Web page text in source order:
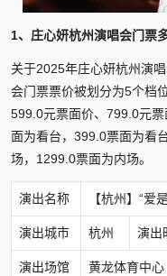
1、庄心妍杭州演唱会门票
关于2025年庄心妍杭州演
会门票票价被划分为5个档
599.0元票面价、799.0元
面为看台，399.0票面为看
场，1299.0票面为内场。
演出名称 【杭州】“爱
演出城市 杭州 演出
演出场馆 黄龙体育中心